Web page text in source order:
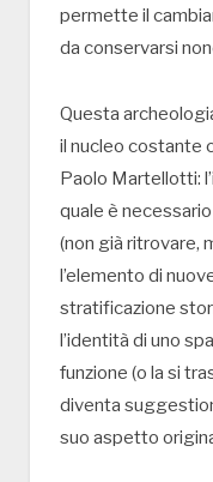
permette il
da conservarsi
Questa
il nucleo costante
Paolo Martellotti:
quale è
(non già ritrovare,
l’elemento di
stratificazione
l’identità di uno
funzione (o la si
diventa
suo aspetto